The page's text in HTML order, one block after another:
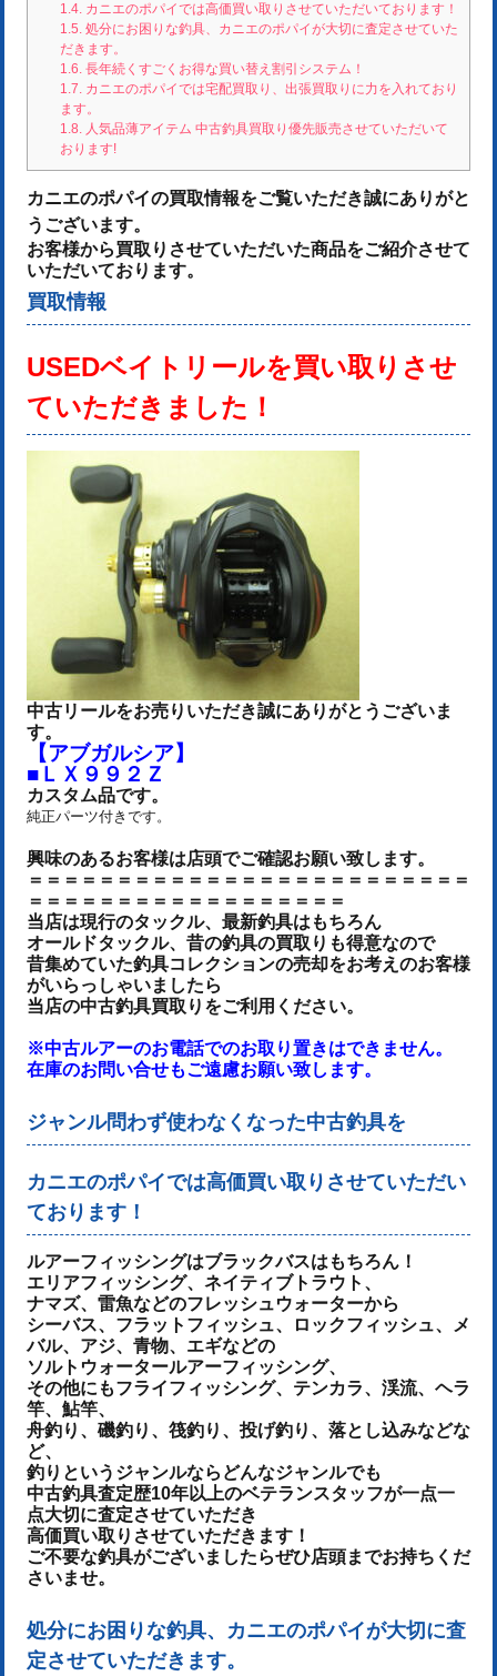
1.4.カニエのポパイでは高価買い取りさせていただいております！
1.5.処分にお困りな釣具、カニエのポパイが大切に査定させていた
だきます。
1.6.長年続くすごくお得な買い替え割引システム！
1.7.カニエのポパイでは宅配買取り、出張買取りに力を入れており
ます。
1.8.人気品薄アイテム 中古釣具買取り優先販売させていただいて
おります!
カニエのポパイの買取情報をご覧いただき誠にありがと
うございます。
お客様から買取りさせていただいた商品をご紹介させて
いただいております。
買取情報
USEDベイトリールを買い取りさせ
ていただきました！
中古リールをお売りいただき誠にありがとうございま
す。
【アブガルシア】
■ＬＸ９９２Ｚ
カスタム品です。
純正パーツ付きです。
興味のあるお客様は店頭でご確認お願い致します。
＝＝＝＝＝＝＝＝＝＝＝＝＝＝＝＝＝＝＝＝＝＝＝＝＝
＝＝＝＝＝＝＝＝＝＝＝＝＝＝＝＝＝＝
当店は現行のタックル、最新釣具はもちろん
オールドタックル、昔の釣具の買取りも得意なので
昔集めていた釣具コレクションの売却をお考えのお客様
がいらっしゃいましたら
当店の中古釣具買取りをご利用ください。
※中古ルアーのお電話でのお取り置きはできません。
在庫のお問い合せもご遠慮お願い致します。
ジャンル問わず使わなくなった中古釣具を
カニエのポパイでは高価買い取りさせていただい
ております！
ルアーフィッシングはブラックバスはもちろん！
エリアフィッシング、ネイティブトラウト、
ナマズ、雷魚などのフレッシュウォーターから
シーバス、フラットフィッシュ、ロックフィッシュ、メ
バル、アジ、青物、 エギなどの
ソルトウォータールアーフィッシング、
その他にもフライフィッシング、テンカラ、渓流、ヘラ
竿、鮎竿、
舟釣り、磯釣り、筏釣り、投げ釣り、落とし込みなどな
ど、
釣りというジャンルならどんなジャンルでも
中古釣具査定歴10年以上のベテランスタッフが一点一
点大切に査定させていただき
高価買い取りさせていただきます！
ご不要な釣具がございましたらぜひ店頭までお持ちくだ
さいませ。
処分にお困りな釣具、カニエのポパイが大切に査
定させていただきます。